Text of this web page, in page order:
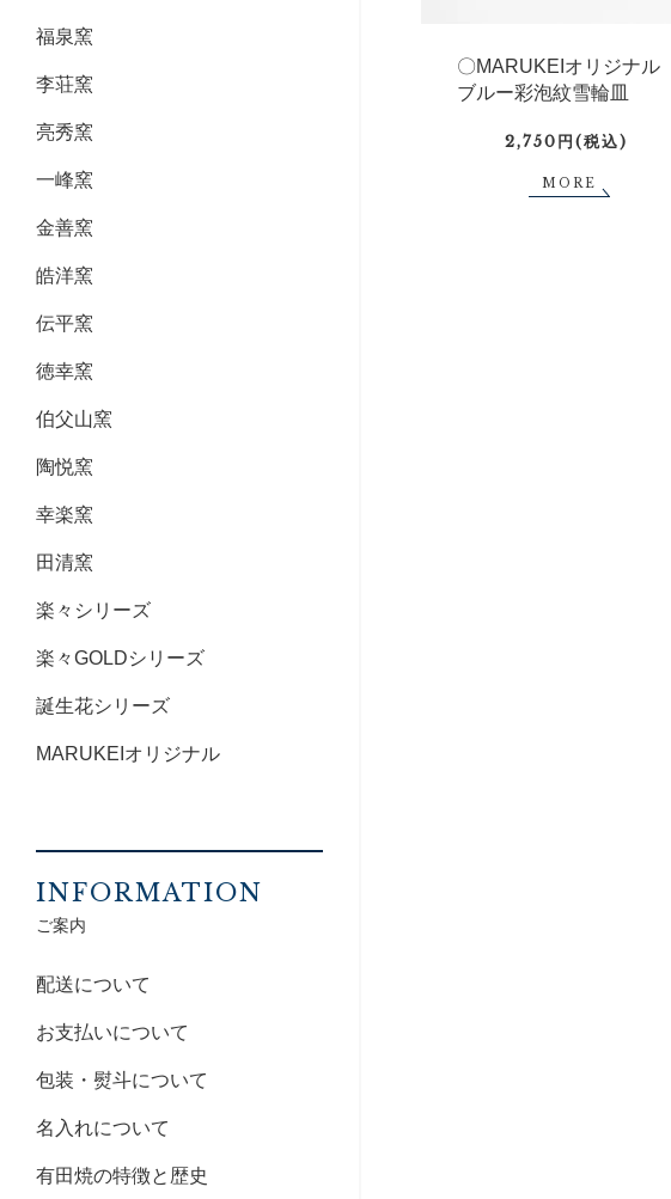
〇MARUKEIオリジナル
ブルー彩泡紋雪輪皿
2,750円(税込)
MORE
福泉窯
李荘窯
亮秀窯
一峰窯
金善窯
皓洋窯
伝平窯
徳幸窯
伯父山窯
陶悦窯
幸楽窯
田清窯
楽々シリーズ
楽々GOLDシリーズ
誕生花シリーズ
MARUKEIオリジナル
INFORMATION
ご案内
配送について
お支払いについて
包装・熨斗について
名入れについて
有田焼の特徴と歴史